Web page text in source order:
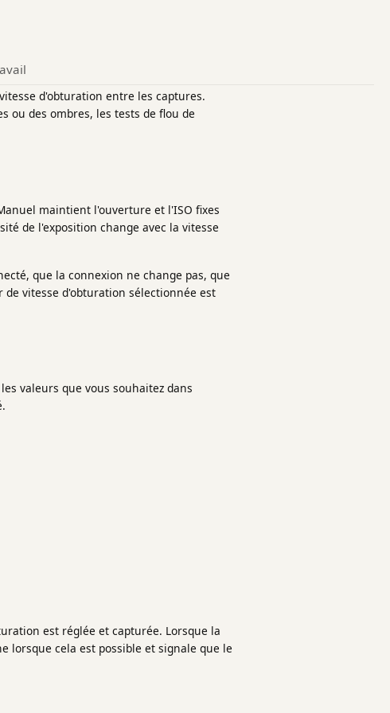
d'obturation entre les captures.
ou des ombres, les tests de flou de
maintient l'ouverture et l'ISO fixes
de l'exposition change avec la vitesse
que la connexion ne change pas, que
vitesse d'obturation sélectionnée est
valeurs que vous souhaitez dans
est réglée et capturée. Lorsque la
lorsque cela est possible et signale que le